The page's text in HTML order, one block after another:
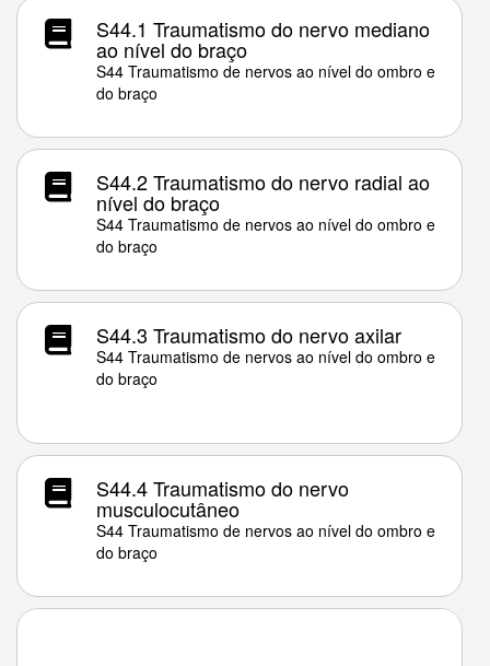
S44.1 Traumatismo do nervo mediano
ao nível do braço
S44 Traumatismo de nervos ao nível do ombro e
do braço
S44.2 Traumatismo do nervo radial ao
nível do braço
S44 Traumatismo de nervos ao nível do ombro e
do braço
S44.3 Traumatismo do nervo axilar
S44 Traumatismo de nervos ao nível do ombro e
do braço
S44.4 Traumatismo do nervo
musculocutâneo
S44 Traumatismo de nervos ao nível do ombro e
do braço